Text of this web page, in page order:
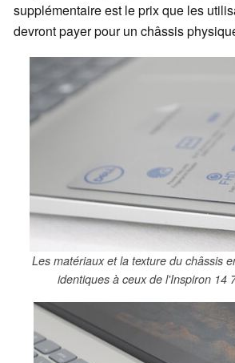
supplémentaire est le prix que les
devront payer pour un châssis
Les matériaux et la texture du châssis
identiques à ceux de l'Inspiron 14